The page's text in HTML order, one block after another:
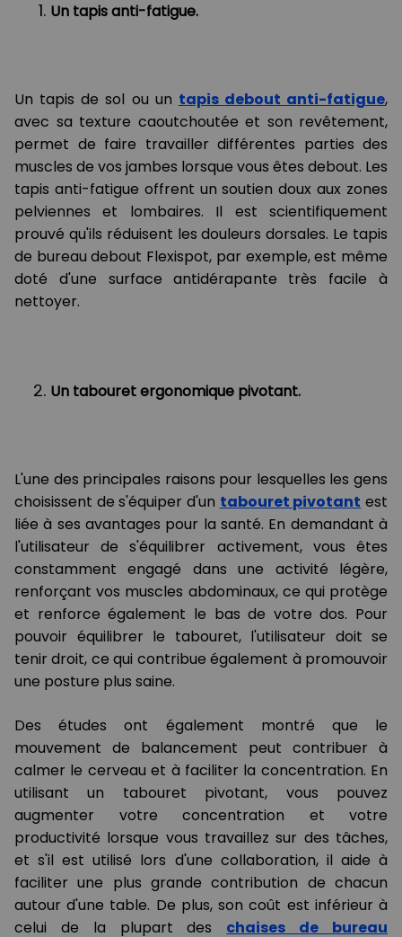
Un tapis anti-fatigue.
Un tapis de sol ou un tapis debout anti-fatigue,
avec sa texture caoutchoutée et son revêtement,
permet de faire travailler différentes parties des
muscles de vos jambes lorsque vous êtes debout. Les
tapis anti-fatigue offrent un soutien doux aux zones
pelviennes et lombaires. Il est scientifiquement
prouvé qu'ils réduisent les douleurs dorsales. Le tapis
de bureau debout Flexispot, par exemple, est même
doté d'une surface antidérapante très facile à
nettoyer.
Un tabouret ergonomique pivotant.
L'une des principales raisons pour lesquelles les gens
choisissent de s'équiper d'un tabouret pivotant est
liée à ses avantages pour la santé. En demandant à
l'utilisateur de s'équilibrer activement, vous êtes
constamment engagé dans une activité légère,
renforçant vos muscles abdominaux, ce qui protège
et renforce également le bas de votre dos. Pour
pouvoir équilibrer le tabouret, l'utilisateur doit se
tenir droit, ce qui contribue également à promouvoir
une posture plus saine.
Des études ont également montré que le
mouvement de balancement peut contribuer à
calmer le cerveau et à faciliter la concentration. En
utilisant un tabouret pivotant, vous pouvez
augmenter votre concentration et votre
productivité lorsque vous travaillez sur des tâches,
et s'il est utilisé lors d'une collaboration, il aide à
faciliter une plus grande contribution de chacun
autour d'une table. De plus, son coût est inférieur à
celui de la plupart des chaises de bureau